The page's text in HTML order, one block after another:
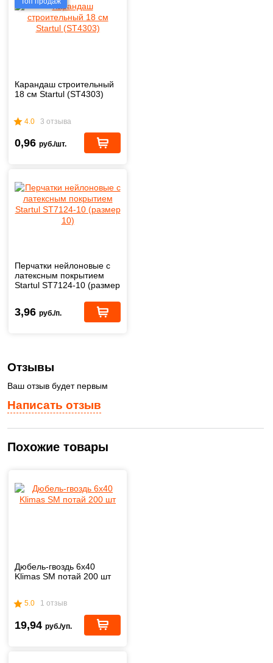
Карандаш строительный
18 см Startul (ST4303)
4.0 3 отзыва
0,96 руб./шт.
Перчатки нейлоновые с
латексным покрытием
Startul ST7124-10 (размер
3,96 руб./п.
Написать отзыв
Отзывы
Ваш отзыв будет первым
Похожие товары
Дюбель-гвоздь 6х40
Klimas SM потай 200 шт
5.0 1 отзыв
19,94 руб./уп.